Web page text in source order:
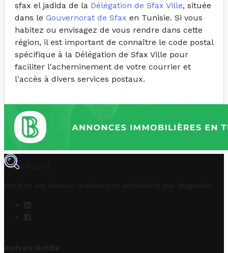
sfax el jadida de la Délégation de Sfax Ville, située
dans le Gouvernorat de Sfax en Tunisie. Si vous
habitez ou envisagez de vous rendre dans cette
région, il est important de connaître le code postal
spécifique à la Délégation de Sfax Ville pour
faciliter l'acheminement de votre courrier et
l'accès à divers services postaux.
TROVIT
trovit.tn est détenu, maintenu et administré par Megaweb
Autres Outils